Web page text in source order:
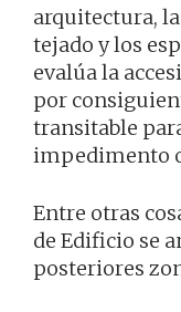
arquitectura,
tejado y los
evalúa la
por
transitable
impedimento
Entre otras
de Edificio se
posteriores